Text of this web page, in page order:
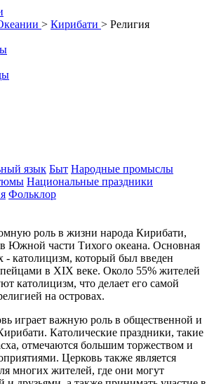
> Кирибати > Религия
язык Быт Народные промыслы
Национальные праздники
Фольклор
роль в жизни народа Кирибати,
Южной части Тихого океана. Основная
- католицизм, который был введен
в XIX веке. Около 55% жителей
католицизм, что делает его самой
на островах.
играет важную роль в общественной и
Католические праздники, такие
отмечаются большим торжеством и
Церковь также является
многих жителей, где они могут